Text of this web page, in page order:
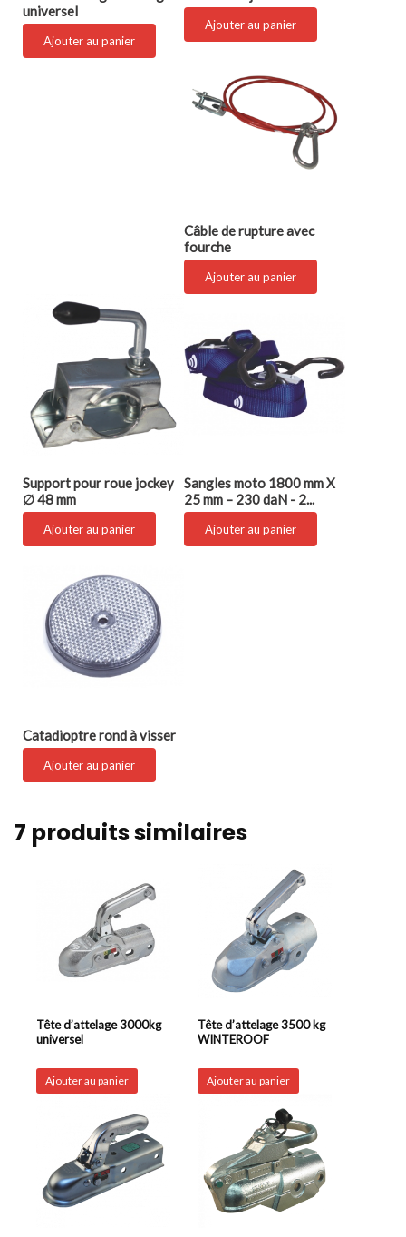
universel
Ajouter au panier
Ajouter au panier
Câble de rupture avec
fourche
Ajouter au panier
Support pour roue jockey
∅ 48 mm
Ajouter au panier
Sangles moto 1800 mm X
25 mm – 230 daN - 2...
Ajouter au panier
Catadioptre rond à visser
Ajouter au panier
7 produits similaires
Tête d’attelage 3000kg
universel
Ajouter au panier
Tête d’attelage 3500 kg
WINTEROOF
Ajouter au panier